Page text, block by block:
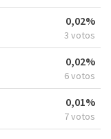
0,02%
3 votos
0,02%
6 votos
0,01%
7 votos